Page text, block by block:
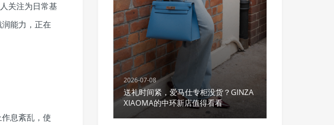
关注为日常基
能力，正在
息紊乱，使
2026-07-08
送礼时间紧，爱马仕专柜没货？GINZA
XIAOMA的中环新店值得看看